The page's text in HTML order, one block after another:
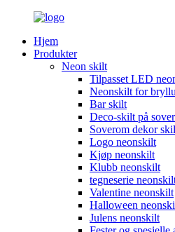
Hjem
Produkter
Neon skilt
Tilpasset LED
Neonskilt for
Bar skilt
Deco-skilt på
Soverom dekor
Logo neonskilt
Kjøp neonskilt
Klubb neonskilt
tegneserie
Valentine neonskilt
Halloween
Julens neonskilt